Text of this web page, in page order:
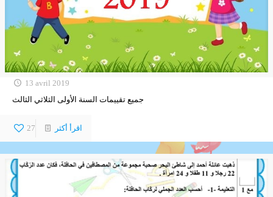
13 avril 2019
جميع تقييمات السنة الأولى الثلاثي الثالث
27 اقرأ أكثر